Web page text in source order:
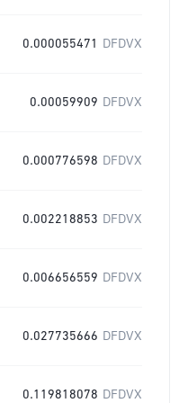
0.000055471 DFDVX
0.00059909 DFDVX
0.000776598 DFDVX
0.002218853 DFDVX
0.006656559 DFDVX
0.027735666 DFDVX
0.119818078 DFDVX